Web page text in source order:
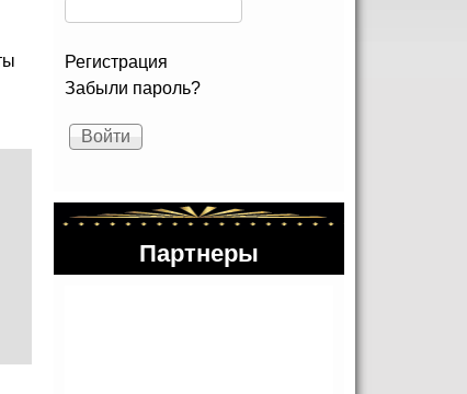
Регистрация
Забыли пароль?
Партнеры